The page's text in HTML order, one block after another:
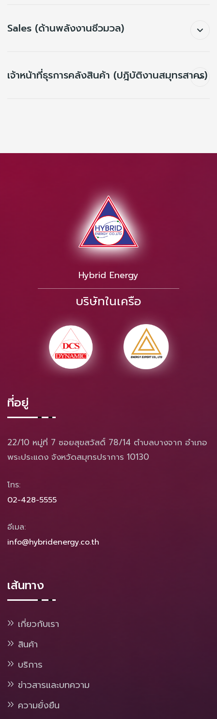
Sales (ด้านพลังงานชีวมวล)
เจ้าหน้าที่ธุรการคลังสินค้า (ปฎิบัติงานสมุทรสาคร)
Hybrid Energy
บริษัทในเครือ
ที่อยู่
22/10 หมู่ที่ 7 ซอยสุขสวัสดิ์ 78/14 ตำบลบางจาก อำเภอ
พระประแดง จังหวัดสมุทรปราการ 10130
โทร:
02-428-5555
อีเมล:
info@hybridenergy.co.th
เส้นทาง
เกี่ยวกับเรา
สินค้า
บริการ
ข่าวสารและบทความ
ความยั่งยืน